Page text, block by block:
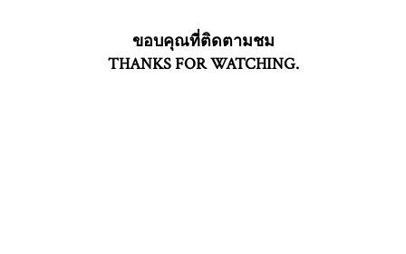
ขอบคุณที่ติดตามชม
THANKS FOR WATCHING.